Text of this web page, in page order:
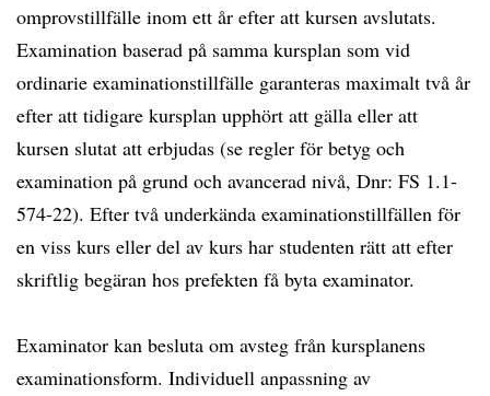
omprovstillfälle inom ett år efter att kursen avslutats.
Examination baserad på samma kursplan som vid
ordinarie examinationstillfälle garanteras maximalt två år
efter att tidigare kursplan upphört att gälla eller att
kursen slutat att erbjudas (se regler för betyg och
examination på grund och avancerad nivå, Dnr: FS 1.1-
574-22). Efter två underkända examinationstillfällen för
en viss kurs eller del av kurs har studenten rätt att efter
skriftlig begäran hos prefekten få byta examinator.
Examinator kan besluta om avsteg från kursplanens
examinationsform. Individuell anpassning av